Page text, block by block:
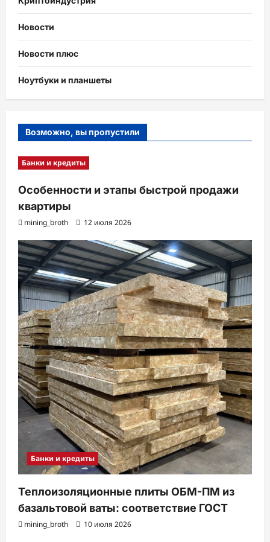
Новости
Новости плюс
Ноутбуки и планшеты
Возможно, вы пропустили
Банки и кредиты
Особенности и этапы быстрой продажи
квартиры
mining_broth 12 июля 2026
Банки и кредиты
Теплоизоляционные плиты ОБМ-ПМ из
базальтовой ваты: соответствие ГОСТ
mining_broth 10 июля 2026